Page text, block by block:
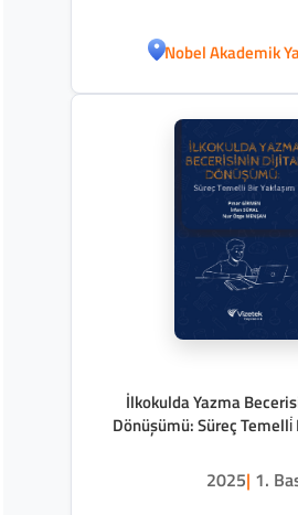
Nobel Akademik
İlkokulda Yazma
Dönüşümü: Süreç Temelli̇
2025| 1.